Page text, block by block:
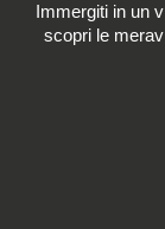
Immergiti in un
scopri le